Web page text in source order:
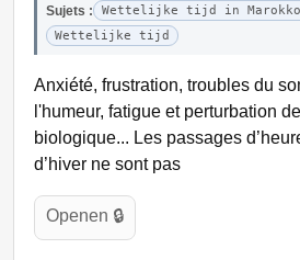
Sujets :
Wettelijke tijd in Marokko
Wettelijke tijd
Anxiété, frustration, troubles du
l'humeur, fatigue et perturbation
biologique... Les passages
d’hiver ne sont pas
Openen 🔒